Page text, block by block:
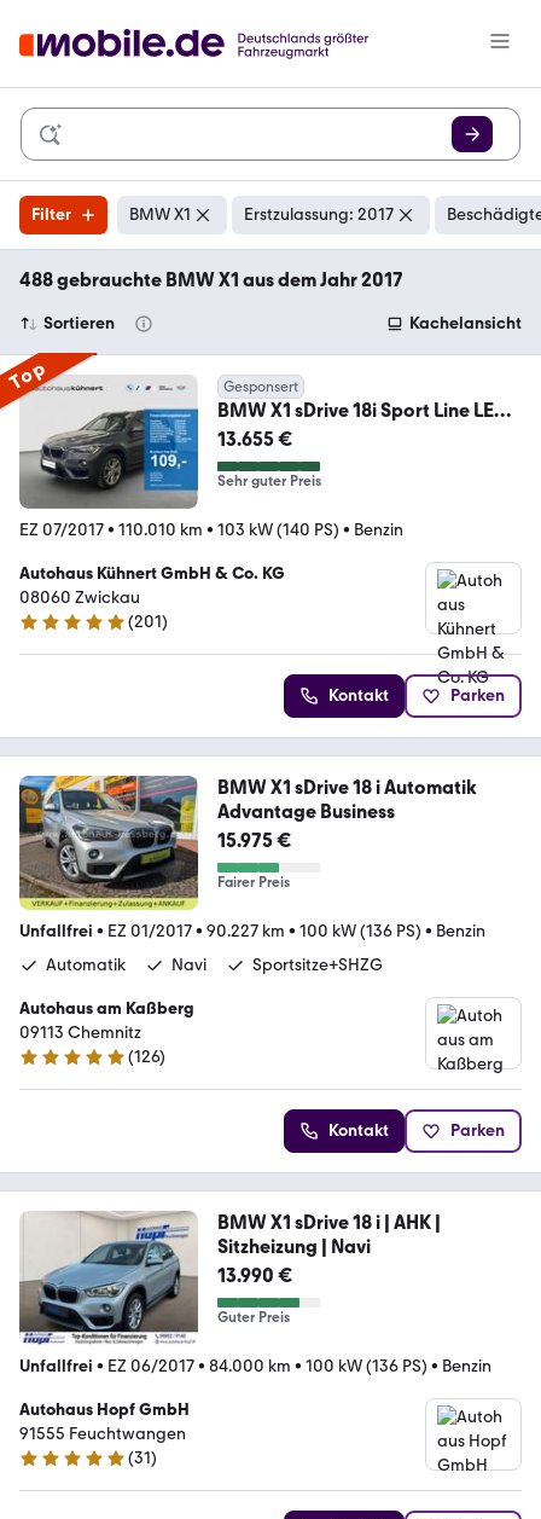
Filter BMW X1 Erstzulassung: 2017
488 gebrauchte BMW X1 aus dem Jahr 2017
Sortieren Kachelansicht
Top Gesponsert
BMW X1 sDrive 18i Sport Line LED
AHK Navigation
13.655 €
Sehr guter Preis
EZ 07/2017• 110.010 km • 103 kW (140 PS) • Benzin
Autohaus Kühnert GmbH & Co. KG
08060 Zwickau
4.8 Sterne
(201)
Kontakt Parken
BMW X1 sDrive 18 i Automatik
Advantage Business
15.975 €
Fairer Preis
Unfallfrei • EZ 01/2017• 90.227 km • 100 kW (136 PS) • Benzin
Automatik
Navi Sportsitze+SHZG
Autohaus am Kaßberg
09113 Chemnitz
4.9 Sterne
(126)
Kontakt Parken
BMW X1 sDrive 18 i | AHK |
Sitzheizung | Navi
13.990 €
Guter Preis
Unfallfrei • EZ 06/2017• 84.000 km • 100 kW (136 PS) • Benzin
Autohaus Hopf GmbH
91555 Feuchtwangen
5 Sterne
(31)